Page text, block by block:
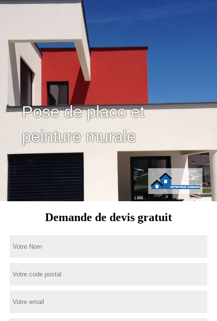
Pose de placo et
peinture murale
Demande de devis gratuit